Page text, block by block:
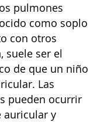
pulmones
como soplo
con otros
suele ser el
de que un niño
Las
pueden ocurrir
auricular y